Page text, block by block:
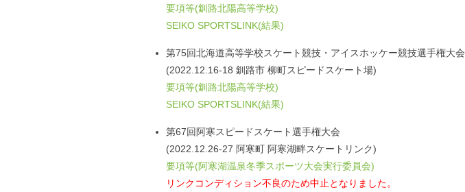
要項等(釧路北陽高等学校)
SEIKO SPORTSLINK(結果)
第75回北海道高等学校スケート競技・アイスホッケー競技選手権大会
(2022.12.16-18 釧路市 柳町スピードスケート場)
要項等(釧路北陽高等学校)
SEIKO SPORTSLINK(結果)
第67回阿寒スピードスケート選手権大会
(2022.12.26-27 阿寒町 阿寒湖畔スケートリンク)
要項等(阿寒湖温泉冬季スポーツ大会実行委員会)
リンクコンディション不良のため中止となりました。